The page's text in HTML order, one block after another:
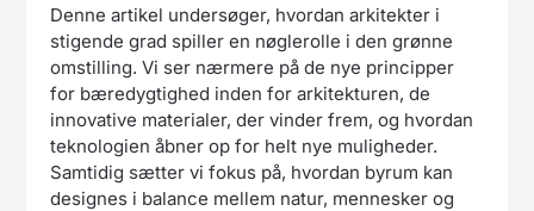
Denne artikel undersøger, hvordan arkitekter i
stigende grad spiller en nøglerolle i den grønne
omstilling. Vi ser nærmere på de nye principper
for bæredygtighed inden for arkitekturen, de
innovative materialer, der vinder frem, og hvordan
teknologien åbner op for helt nye muligheder.
Samtidig sætter vi fokus på, hvordan byrum kan
designes i balance mellem natur, mennesker og